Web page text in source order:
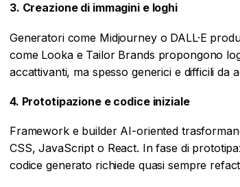
3. Creazione di immagini e loghi
Generatori come Midjourney o DALL·E
come Looka e Tailor Brands propongono
accattivanti, ma spesso generici e difficili da
4. Prototipazione e codice iniziale
Framework e builder AI-oriented
CSS, JavaScript o React. In fase di
codice generato richiede quasi sempre